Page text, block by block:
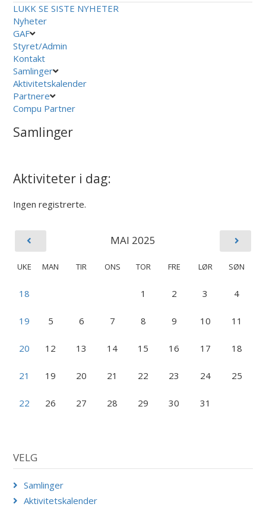
LUKK SE SISTE NYHETER
Nyheter
GAF
Styret/Admin
Kontakt
Samlinger
Aktivitetskalender
Partnere
Compu Partner
Samlinger
Aktiviteter i dag:
Ingen registrerte.
MAI 2025
UKE MAN TIR ONS TOR FRE LØR SØN
18 1 2 3 4
19 5 6 7 8 9 10 11
20 12 13 14 15 16 17 18
21 19 20 21 22 23 24 25
22 26 27 28 29 30 31
VELG
Samlinger
Aktivitetskalender